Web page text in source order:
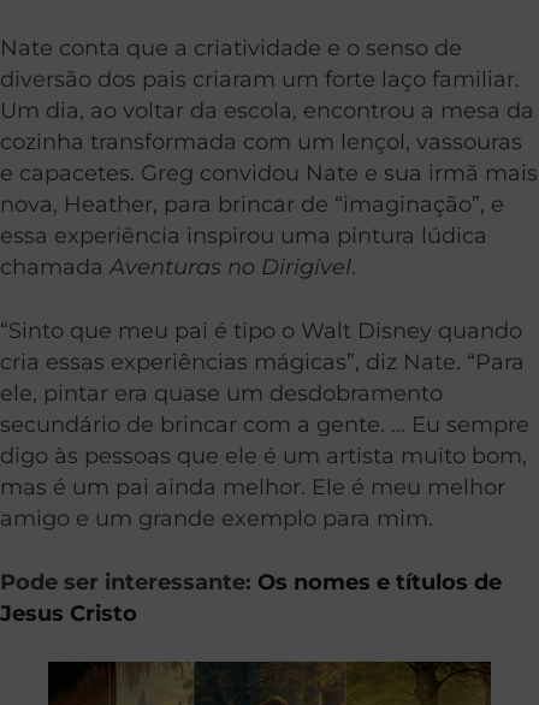
Nate conta que a criatividade e o senso de
diversão dos pais criaram um forte laço familiar.
Um dia, ao voltar da escola, encontrou a mesa da
cozinha transformada com um lençol, vassouras
e capacetes. Greg convidou Nate e sua irmã mais
nova, Heather, para brincar de “imaginação”, e
essa experiência inspirou uma pintura lúdica
chamada Aventuras no Dirigível.
“Sinto que meu pai é tipo o Walt Disney quando
cria essas experiências mágicas”, diz Nate. “Para
ele, pintar era quase um desdobramento
secundário de brincar com a gente. … Eu sempre
digo às pessoas que ele é um artista muito bom,
mas é um pai ainda melhor. Ele é meu melhor
amigo e um grande exemplo para mim.
Pode ser interessante: Os nomes e títulos de
Jesus Cristo